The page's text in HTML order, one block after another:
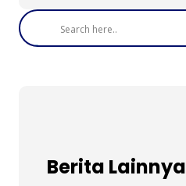
Berita Lainnya